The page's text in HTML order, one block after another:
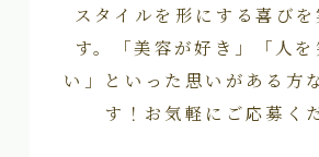
スタイルを形にする喜びを
す。「美容が好き」「人を
い」といった思いがある方
す！お気軽にご応募く